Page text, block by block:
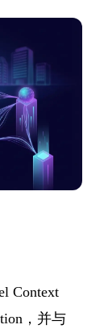
Context
，并与